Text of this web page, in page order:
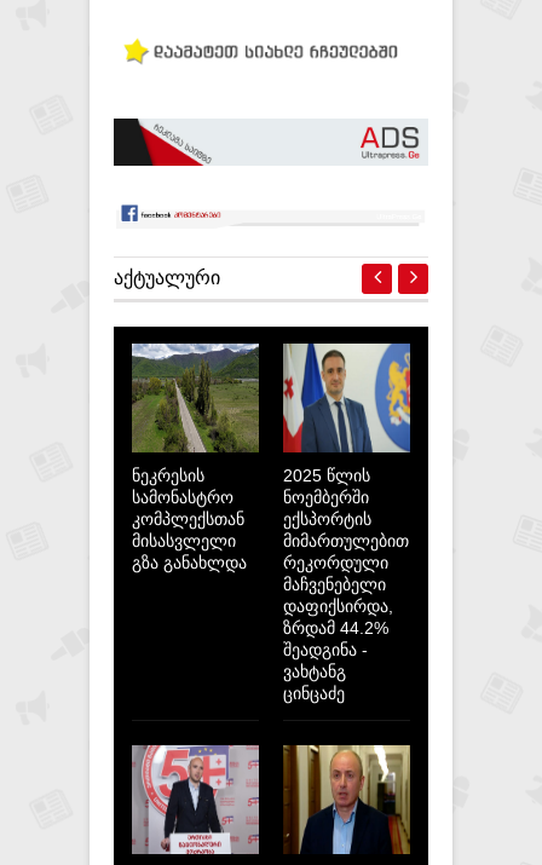
ᲐᲥᲢᲣᲐᲚᲣᲠᲘ
ნეკრესის
სამონასტრო
კომპლექსთან
მისასვლელი
გზა განახლდა
2025 წლის
ნოემბერში
ექსპორტის
მიმართულებით
რეკორდული
მაჩვენებელი
დაფიქსირდა,
ზრდამ 44.2%
შეადგინა -
ვახტანგ
ცინცაძე